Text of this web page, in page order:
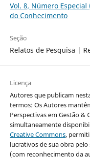
Vol. 8, Número Especial
do Conhecimento
Seção
Relatos de Pesquisa |
Licença
Autores que publicam
termos: Os Autores
Perspectivas em Gestão
simultaneamente
Creative Commons,
lucrativos de sua obra
(com reconhecimento da